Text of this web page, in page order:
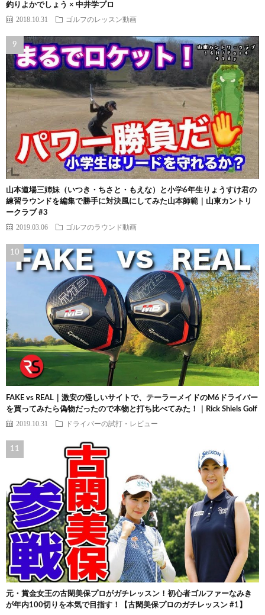
釣りよかでしょう × 中井学プロ
2018.10.31 ゴルフのレッスン動画
山本道場三姉妹（いつき・ちさと・もえな）と小学6年生りょうすけ君の
練習ラウンドを編集で勝手に対決風にしてみた山本師範｜山東カントリ
ークラブ #3
2019.03.06 ゴルフのラウンド動画
FAKE vs REAL｜激安の怪しいサイトで、テーラーメイドのM6ドライバー
を買ってみたら偽物だったので本物と打ち比べてみた！｜Rick Shiels Golf
2019.10.31 ドライバーの試打・レビュー
元・賞金女王の古閑美保プロがガチレッスン！初心者ゴルファーなみき
が年内100切りを本気で目指す！【古閑美保プロのガチレッスン #1】